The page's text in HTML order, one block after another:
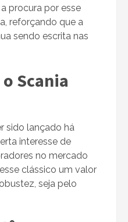
a procura por esse
reforçando que a
sendo escrita nas
Scania
sido lançado há
interesse de
no mercado
clássico um valor
seja pelo